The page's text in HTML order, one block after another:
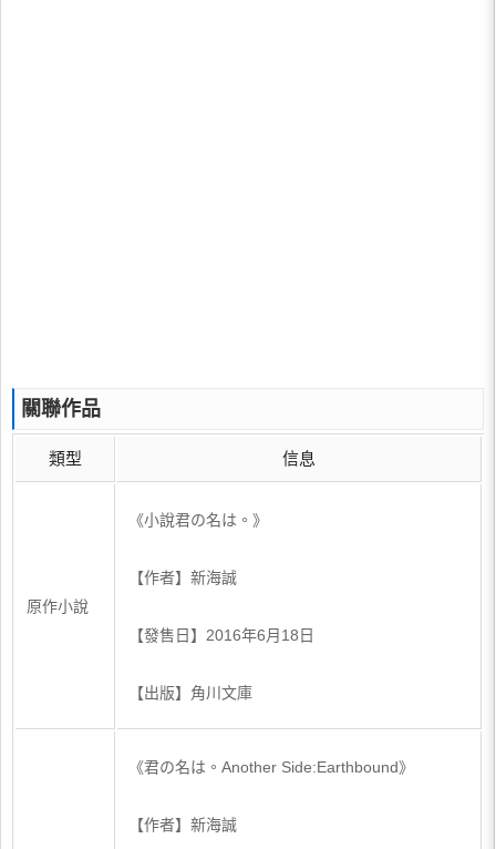
關聯作品
類型 信息
原作小說
《小說君の名は。》
【作者】新海誠
【發售日】2016年6月18日
【出版】角川文庫
《君の名は。Another Side:Earthbound》
【作者】新海誠